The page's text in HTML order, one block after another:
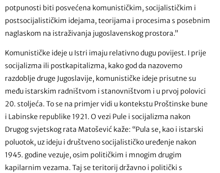
potpunosti biti posvećena komunističkim, socijalističkim i
postsocijalističkim idejama, teorijama i procesima s posebnim
naglaskom na istraživanja jugoslavenskog prostora.”
Komunističke ideje u Istri imaju relativno dugu povijest. I prije
socijalizma ili postkapitalizma, kako god da nazovemo
razdoblje druge Jugoslavije, komunističke ideje prisutne su
među istarskim radništvom i stanovništvom i u prvoj polovici
20. stoljeća. To se na primjer vidi u kontekstu Proštinske bune
i Labinske republike 1921. O vezi Pule i socijalizma nakon
Drugog svjetskog rata Matošević kaže: “Pula se, kao i istarski
poluotok, uz ideju i društveno socijalističko uređenje nakon
1945. godine vezuje, osim političkim i mnogim drugim
kapilarnim vezama. Taj se teritorij državno i politički s